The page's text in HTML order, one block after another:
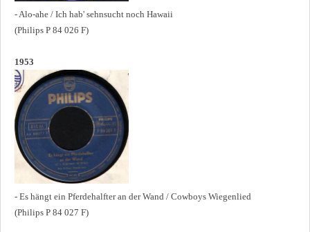
- Alo-ahe / Ich hab' sehnsucht noch Hawaii
(Philips P 84 026 F)
1953
- Es hängt ein Pferdehalfter an der Wand / Cowboys Wiegenlied
(Philips P 84 027 F)